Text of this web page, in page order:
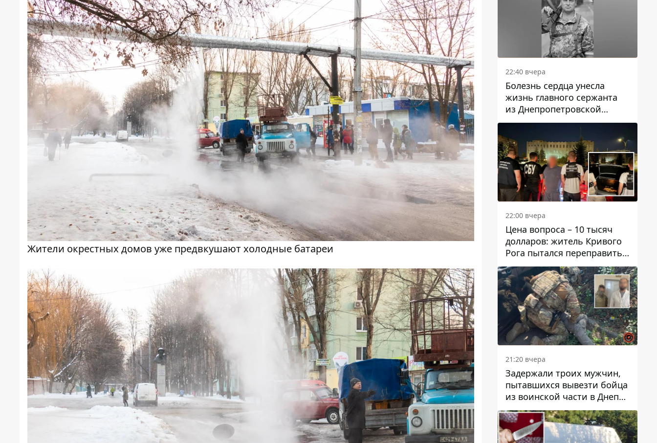
Жители окрестных домов уже предвкушают холодные батареи
22:40 вчера
Болезнь сердца унесла
жизнь главного сержанта
из Днепропетровской
области Юрия Свистуна
22:00 вчера
Цена вопроса – 10 тысяч
долларов: житель Кривого
Рога пытался переправить
мужчину в Словакию
21:20 вчера
Задержали троих мужчин,
пытавшихся вывезти бойца
из воинской части в Днепр
за 7 тысяч долларов: среди
них был врач